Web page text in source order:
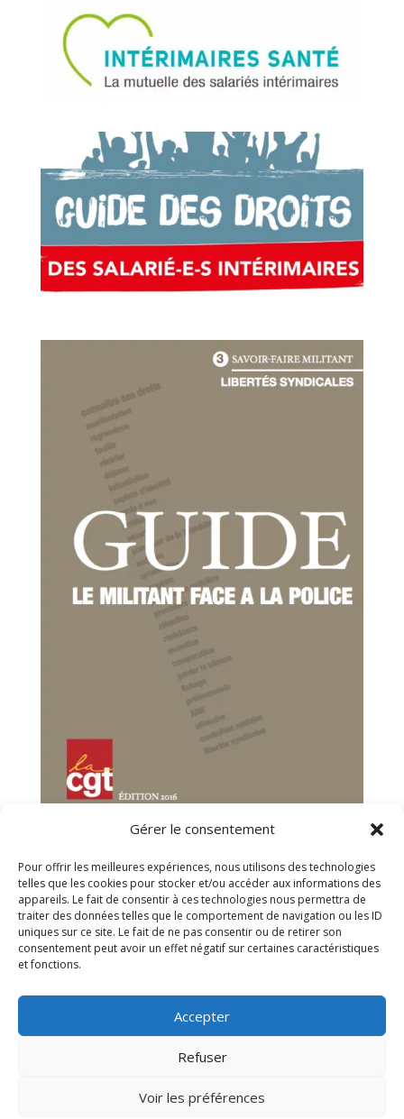
Gérer le consentement
Pour offrir les meilleures expériences, nous utilisons des technologies
telles que les cookies pour stocker et/ou accéder aux informations des
appareils. Le fait de consentir à ces technologies nous permettra de
traiter des données telles que le comportement de navigation ou les ID
uniques sur ce site. Le fait de ne pas consentir ou de retirer son
consentement peut avoir un effet négatif sur certaines caractéristiques
et fonctions.
Accepter
Refuser
Voir les préférences
Accueil A propos Actualités
Services
Adhésion
Contact
COPYRIGHT © 2024 CGT - INTÉRIM